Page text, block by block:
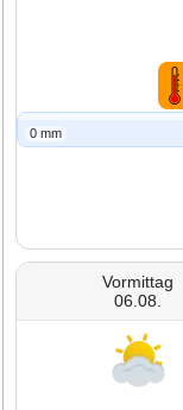
0 mm
Vormittag
06.08.